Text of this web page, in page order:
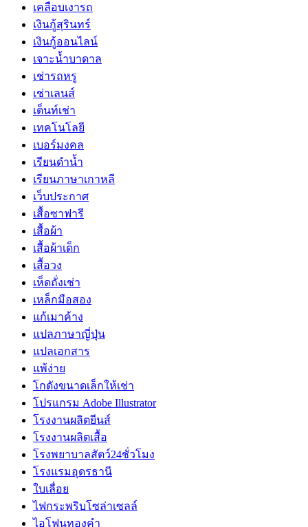
เคลือบเงารถ
เงินกู้สุรินทร์
เงินกู้ออนไลน์
เจาะน้ำบาดาล
เช่ารถหรู
เช่าเลนส์
เต็นท์เช่า
เทคโนโลยี
เบอร์มงคล
เรียนดำน้ำ
เรียนภาษาเกาหลี
เว็บประกาศ
เสื้อซาฟารี
เสื้อผ้า
เสื้อผ้าเด็ก
เสื้อวง
เห็ดถั่งเช่า
เหล็กมือสอง
แก้เมาค้าง
แปลภาษาญี่ปุ่น
แปลเอกสาร
แพ้ง่าย
โกดังขนาดเล็กให้เช่า
โปรแกรม Adobe Illustrator
โรงงานผลิตยีนส์
โรงงานผลิตเสื้อ
โรงพยาบาลสัตว์24ชั่วโมง
โรงแรมอุดรธานี
ใบเลื่อย
ไฟกระพริบโซล่าเซลล์
ไอโฟนทองคำ